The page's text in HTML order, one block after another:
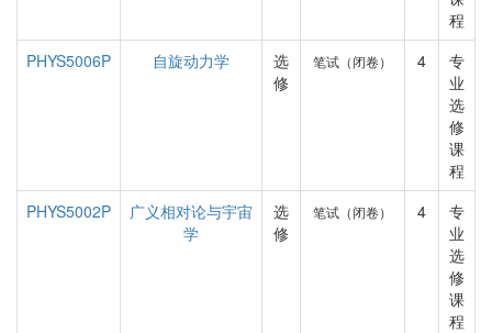
程
PHYS5006P
自旋动力学
选
修
笔试（闭卷） 4
专
业
选
修
课
程
PHYS5002P
广义相对论与宇宙
学
选
修
笔试（闭卷） 4
专
业
选
修
课
程